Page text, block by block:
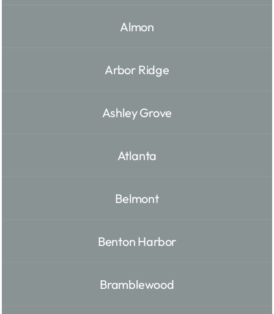
Almon
Arbor Ridge
Ashley Grove
Atlanta
Belmont
Benton Harbor
Bramblewood